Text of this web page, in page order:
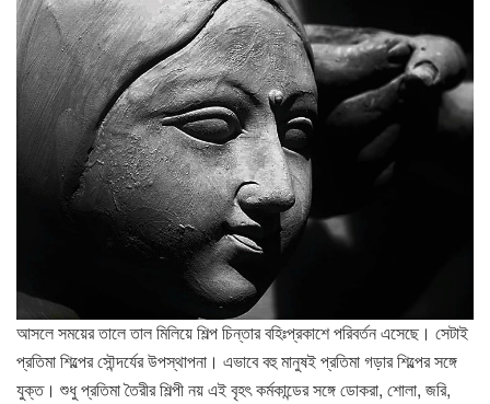
আসলে সময়ের তালে তাল মিলিয়ে শিল্প চিন্তার বহিঃপ্রকাশে পরিবর্তন এসেছে। সেটাই
প্রতিমা শিল্পের সৌন্দর্যের উপস্থাপনা। এভাবে বহু মানুষই প্রতিমা গড়ার শিল্পের সঙ্গে
যুক্ত। শুধু প্রতিমা তৈরীর শিল্পী নয় এই বৃহৎ কর্মকান্ডের সঙ্গে ডোকরা, শোলা, জরি,